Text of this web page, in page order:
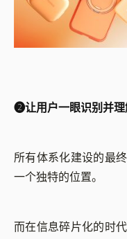
➋让用户一眼识别并
所有体系化建设的最
一个独特的位置。
而在信息碎片化的时